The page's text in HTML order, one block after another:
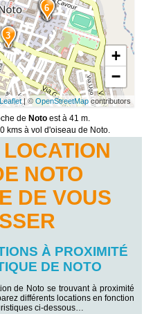
6
5
3
+
−
| © OpenStreetMapcontributors
de Noto est à 41 m.
kms à vol d'oiseau de Noto.
NOTO
DE VOUS
À PROXIMITÉ
DE NOTO
de Noto se trouvant à proximité
différents locations en fonction
ci-dessous…